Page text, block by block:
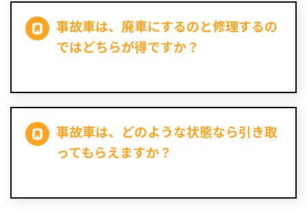
事故車は、廃車にするのと修理するの
ではどちらが得ですか？
事故車は、どのような状態なら引き取
ってもらえますか？